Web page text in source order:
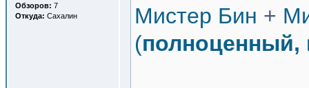
Обзоров: 7
Откуда: Сахалин Мистер Бин +
(полноценный,